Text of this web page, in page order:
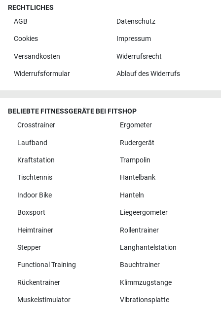
RECHTLICHES
AGB
Datenschutz
Cookies Impressum
Versandkosten Widerrufsrecht
Widerrufsformular Ablauf des Widerrufs
BELIEBTE FITNESSGERÄTE BEI FITSHOP
Crosstrainer
Ergometer
Laufband Rudergerät
Kraftstation Trampolin
Tischtennis Hantelbank
Indoor Bike Hanteln
Boxsport Liegeergometer
Heimtrainer Rollentrainer
Stepper Langhantelstation
Functional Training Bauchtrainer
Rückentrainer Klimmzugstange
Muskelstimulator Vibrationsplatte